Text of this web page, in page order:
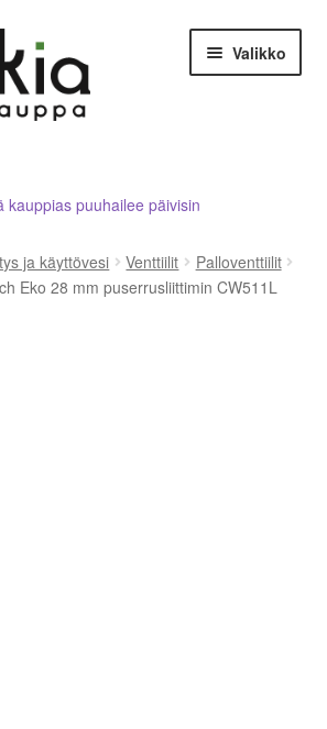
Valikko
kauppias puuhailee päivisin
ja käyttövesi Venttiilit
Palloventtiilit
Eko 28 mm puserrusliittimin CW511L